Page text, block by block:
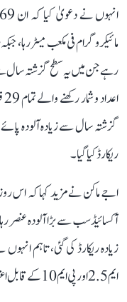
رہے جن میں یہ سطح گزشتہ سال
ریکارڈ کیا گیا۔
زیادہ ریکارڈ کی گئی، تاہم
ایم 2.5 اور پی ایم 10 کے قابل اعتماد اعداد و شمار پر مبنی ہے۔